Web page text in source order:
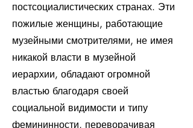
постсоциалистических странах. Эти
пожилые женщины, работающие
музейными смотрителями, не имея
никакой власти в музейной
иерархии, обладают огромной
властью благодаря своей
социальной видимости и типу
фемининности, переворачивая